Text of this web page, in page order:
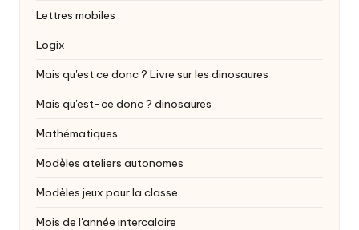
Lettres mobiles
Logix
Mais qu'est ce donc ? Livre sur les dinosaures
Mais qu'est-ce donc ? dinosaures
Mathématiques
Modèles ateliers autonomes
Modèles jeux pour la classe
Mois de l'année intercalaire